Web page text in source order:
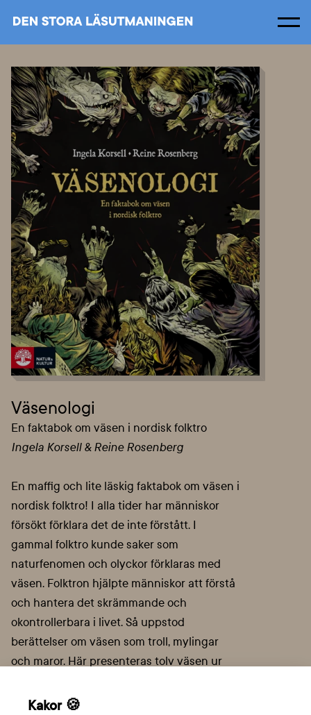
Om
Väsenologi
En faktabok om väsen i nordisk folktro
Ingela Korsell & Reine Rosenberg
En maffig och lite läskig faktabok om väsen i
nordisk folktro! I alla tider har människor
försökt förklara det de inte förstått. I
gammal folktro kunde saker som
naturfenomen och olyckor förklaras med
väsen. Folktron hjälpte människor att förstå
och hantera det skrämmande och
okontrollerbara i livet. Så uppstod
berättelser om väsen som troll, mylingar
och maror. Här presenteras tolv väsen ur
förklaringar om vad de kan ha betytt för
Kakor 🍪